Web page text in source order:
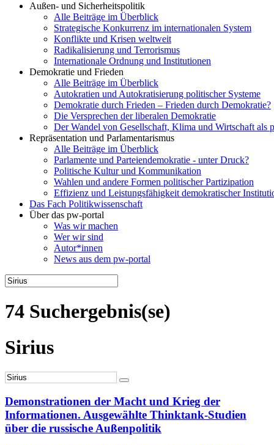
Außen- und Sicherheitspolitik
Alle Beiträge im Überblick
Strategische Konkurrenz im internationalen System
Konflikte und Krisen weltweit
Radikalisierung und Terrorismus
Internationale Ordnung und Institutionen
Demokratie und Frieden
Alle Beiträge im Überblick
Autokratien und Autokratisierung politischer Systeme
Demokratie durch Frieden – Frieden durch Demokratie?
Die Versprechen der liberalen Demokratie
Der Wandel von Gesellschaft, Klima und Wirtschaft als
Repräsentation und Parlamentarismus
Alle Beiträge im Überblick
Parlamente und Parteiendemokratie - unter Druck?
Politische Kultur und Kommunikation
Wahlen und andere Formen politischer Partizipation
Effizienz und Leistungsfähigkeit demokratischer
Das Fach Politikwissenschaft
Über das pw-portal
Was wir machen
Wer wir sind
Autor*innen
News aus dem pw-portal
74 Suchergebnis(se)
Sirius
Demonstrationen der Macht und Krieg der
Informationen. Ausgewählte Thinktank-Studien
über die russische Außenpolitik